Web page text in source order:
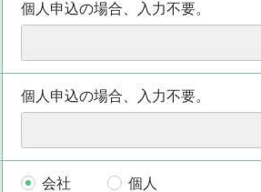
個人申込の場合、入力不要。
個人申込の場合、入力不要。
会社 個人